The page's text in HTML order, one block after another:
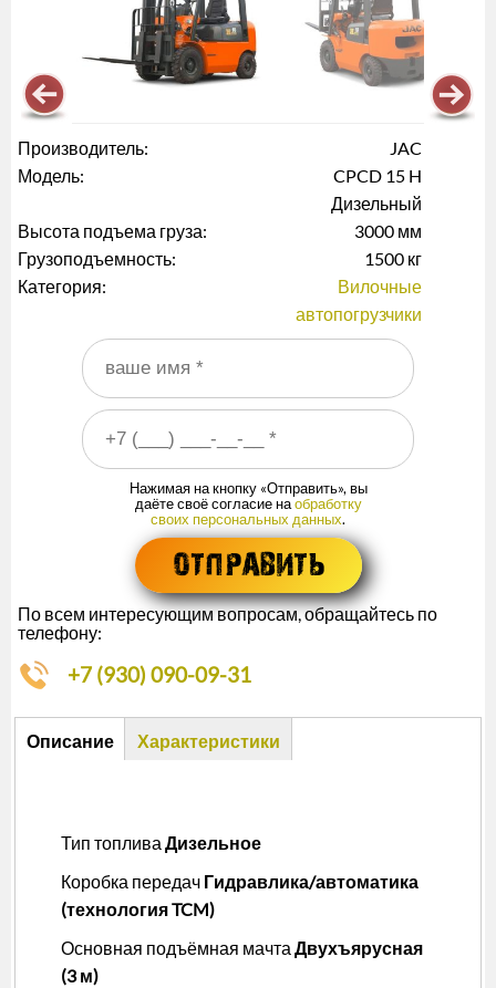
Производитель:
JAC
Модель:
CPCD 15 H
Дизельный
Высота подъема груза:
3000 мм
Грузоподъемность:
1500 кг
Категория:
Вилочные
автопогрузчики
Ваше имя
Ваш номер телефона
Нажимая на кнопку «Отправить», вы
даёте своё согласие наобработку
своих персональных данных.
По всем интересующим вопросам, обращайтесь по
телефону:
+7 (930) 090-09-31
Описание
Описание
Характеристики
Тип топлива Дизельное
Коробка передач Гидравлика/автоматика
(технология TCM)
Основная подъёмная мачта Двухъярусная
(3 м)